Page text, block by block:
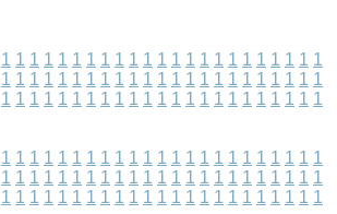
1 1 1 1 1 1 1 1 1 1 1 1 1 1 1 1 1 1 1 1 1 1 1
1 1 1 1 1 1 1 1 1 1 1 1 1 1 1 1 1 1 1 1 1 1 1
1 1 1 1 1 1 1 1 1 1 1 1 1 1 1 1 1 1 1 1 1 1 1
1 1 1 1 1 1 1 1 1 1 1 1 1 1 1 1 1 1 1 1 1 1 1
1 1 1 1 1 1 1 1 1 1 1 1 1 1 1 1 1 1 1 1 1 1 1
1 1 1 1 1 1 1 1 1 1 1 1 1 1 1 1 1 1 1 1 1 1 1